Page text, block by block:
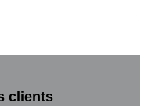
clients